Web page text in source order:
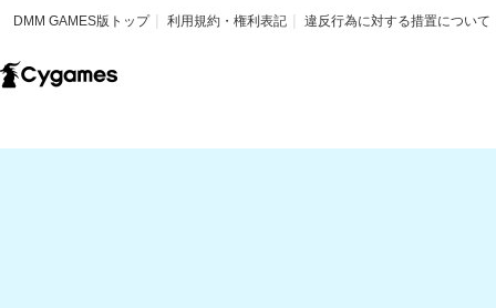
DMM GAMES版トップ 利用規約・権利表記 違反行為に対する措置について